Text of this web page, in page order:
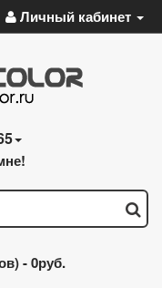
Личный кабинет
-0руб.